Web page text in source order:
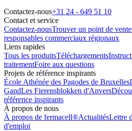
Contactez-nous+31 24 - 649 51 10
Contact et service
Contactez-nousTrouver un point de vente
responsables commerciaux régionaux
Liens rapides
Tous les produitsTéléchargements
traitementFoire aux questions
Projets de référence inspirants
École Athénée des Pagodes de Bruxelles
GandLes Fierensblokken d'Anvers
référence inspirants
À propos de nous
À propos de fermacell®ActualitésLettre
d'emploi